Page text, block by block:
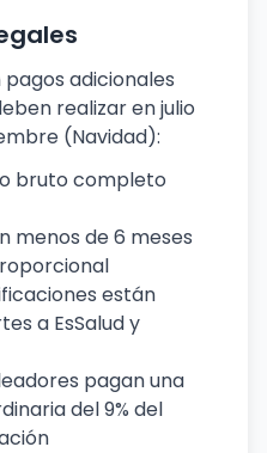
adicionales
realizar en julio
(Navidad):
bruto completo
menos de 6 meses
están
a EsSalud y
pagan una
del 9% del